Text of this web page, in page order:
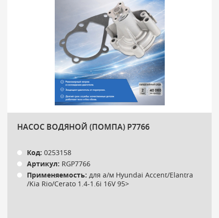
НАСОС ВОДЯНОЙ (ПОМПА) P7766
Код: 0253158
Артикул: RGP7766
Применяемость: для а/м Hyundai Accent/Elantra
/Kia Rio/Cerato 1.4-1.6i 16V 95>